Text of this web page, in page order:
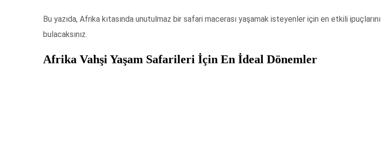
Bu yazıda, Afrika kıtasında unutulmaz bir safari macerası yaşamak isteyenler için en etkili ipuçlarını
bulacaksınız.
Afrika Vahşi Yaşam Safarileri İçin En İdeal Dönemler